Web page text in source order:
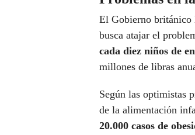
El Gobierno británico
busca atajar el
cada diez niños de
millones de libras
Según las optimistas
de la alimentación
20.000 casos de